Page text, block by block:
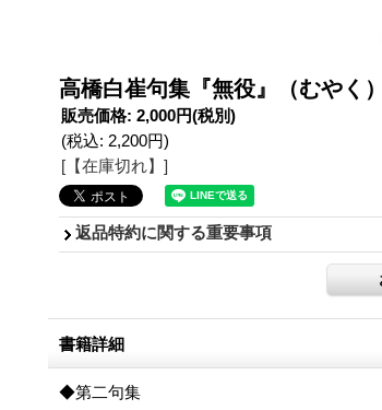
高橋白崔句集『無役』（むやく）
販売価格: 2,000円(税別)
(税込: 2,200円)
[【在庫切れ】]
返品特約に関する重要事項
書籍詳細
◆第二句集